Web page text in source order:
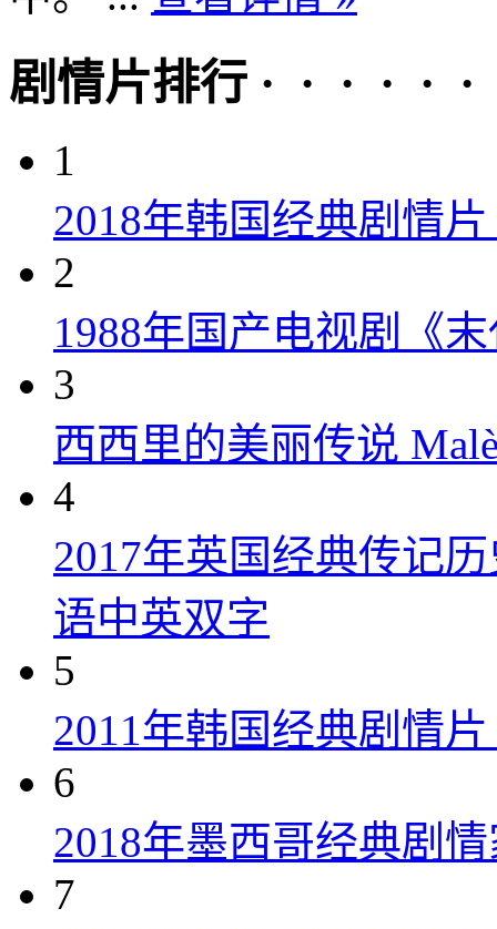
剧情片排行 · · · · · ·
1
2018年韩国经典剧情
2
1988年国产电视剧《
3
西西里的美丽传说
4
2017年英国经典传记
语中英双字
5
2011年韩国经典剧情
6
2018年墨西哥经典剧
7